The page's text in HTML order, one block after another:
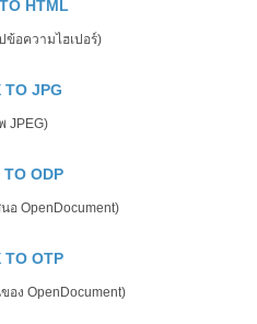
HTML
ข้อความไฮเปอร์)
TO JPG
JPEG)
TO ODP
อ OpenDocument)
TO OTP
ง OpenDocument)